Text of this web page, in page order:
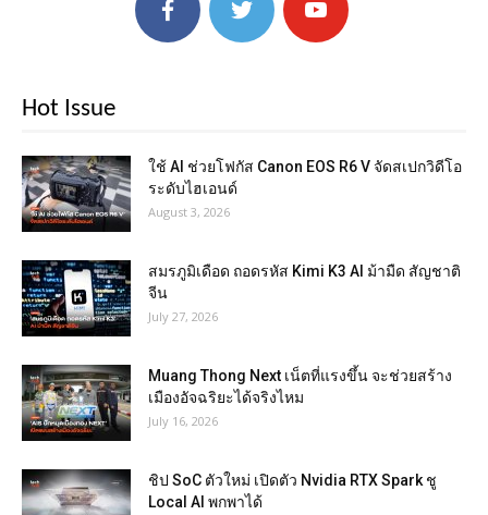
Hot Issue
ใช้ AI ช่วยโฟกัส Canon EOS R6 V จัดสเปกวิดีโอ
ระดับไฮเอนด์
August 3, 2026
สมรภูมิเดือด ถอดรหัส Kimi K3 AI ม้ามืด สัญชาติ
จีน
July 27, 2026
Muang Thong Next เน็ตที่แรงขึ้น จะช่วยสร้าง
เมืองอัจฉริยะได้จริงไหม
July 16, 2026
ชิป SoC ตัวใหม่ เปิดตัว Nvidia RTX Spark ชู
Local AI พกพาได้